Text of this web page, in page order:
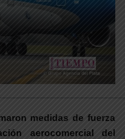
medidas de fuerza
aerocomercial del